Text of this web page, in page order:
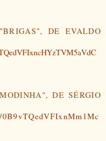
DE EVALDO
DE SÉRGIO